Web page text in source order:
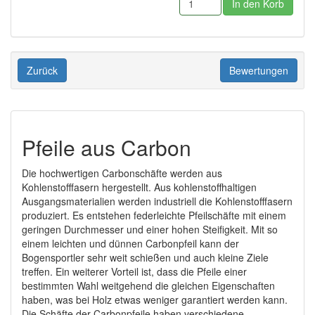
Zurück Bewertungen
Pfeile aus Carbon
Die hochwertigen Carbonschäfte werden aus
Kohlenstofffasern hergestellt. Aus kohlenstoffhaltigen
Ausgangsmaterialien werden industriell die Kohlenstofffasern
produziert. Es entstehen federleichte Pfeilschäfte mit einem
geringen Durchmesser und einer hohen Steifigkeit. Mit so
einem leichten und dünnen Carbonpfeil kann der
Bogensportler sehr weit schießen und auch kleine Ziele
treffen. Ein weiterer Vorteil ist, dass die Pfeile einer
bestimmten Wahl weitgehend die gleichen Eigenschaften
haben, was bei Holz etwas weniger garantiert werden kann.